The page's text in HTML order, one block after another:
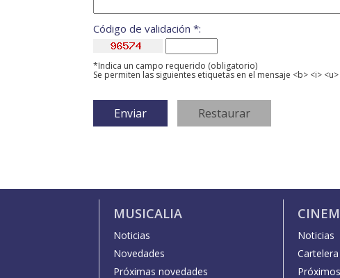
Código de validación *:
*Indica un campo requerido (obligatorio)
Se permiten las siguientes etiquetas en el mensaje <b> <i> <u>
MUSICALIA
Noticias
Novedades
Próximas novedades
Noticias
Cartelera